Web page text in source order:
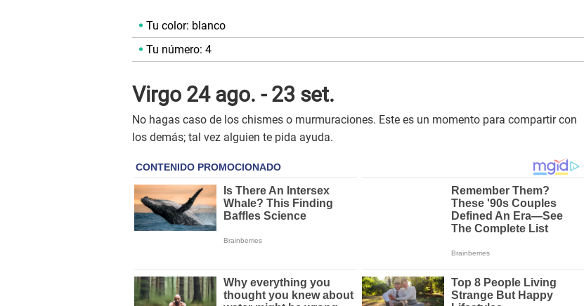
Tu color: blanco
Tu número: 4
Virgo 24 ago. - 23 set.
No hagas caso de los chismes o murmuraciones. Este es un momento para compartir con
los demás; tal vez alguien te pida ayuda.